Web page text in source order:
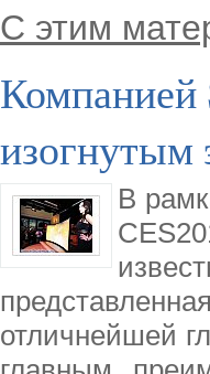
С этим
Компанией
изогнутым
В
отличнейшей